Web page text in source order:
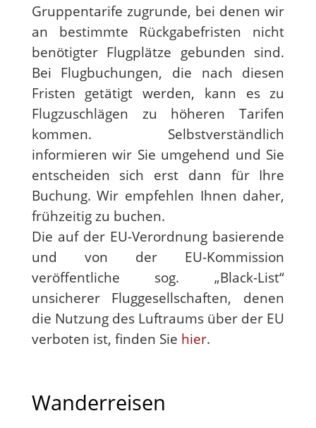
Gruppentarife zugrunde, bei denen wir
an bestimmte Rückgabefristen nicht
benötigter Flugplätze gebunden sind.
Bei Flugbuchungen, die nach diesen
Fristen getätigt werden, kann es zu
Flugzuschlägen zu höheren Tarifen
kommen. Selbstverständlich
informieren wir Sie umgehend und Sie
entscheiden sich erst dann für Ihre
Buchung. Wir empfehlen Ihnen daher,
frühzeitig zu buchen.
Die auf der EU-Verordnung basierende
und von der EU-Kommission
veröffentliche sog. „Black-List“
unsicherer Fluggesellschaften, denen
die Nutzung des Luftraums über der EU
verboten ist, finden Sie hier.
Wanderreisen